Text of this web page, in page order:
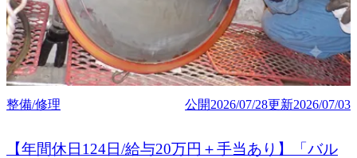
整備/修理 公開2026/07/28更新2026/07/03
【年間休日124日/給与20万円＋手当あり】「バル